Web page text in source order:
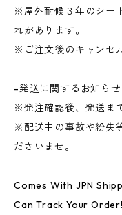
※屋外耐候３年のシー
れがあります。
※ご注文後のキャンセ
-発送に関するお知ら
※発注確認後、発送ま
※配送中の事故や紛失
ださいませ。
Comes With JPN
Can Track Your Order!